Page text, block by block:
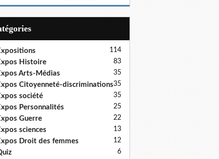
114
Histoire 83
Arts-Médias 35
Citoyenneté-discriminations35
société 35
Personnalités 25
Guerre 22
sciences 13
Droit des femmes 12
6